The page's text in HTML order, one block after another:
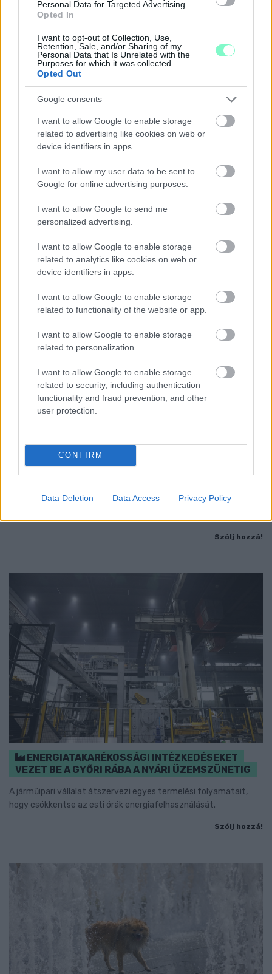
Personal Data for Targeted Advertising.
Opted In
I want to opt-out of Collection, Use,
Retention, Sale, and/or Sharing of my
Personal Data that Is Unrelated with the
Purposes for which it was collected.
Opted Out
Google consents
I want to allow Google to enable storage
related to advertising like cookies on web or
device identifiers in apps.
I want to allow my user data to be sent to
Google for online advertising purposes.
I want to allow Google to send me
personalized advertising.
I want to allow Google to enable storage
related to analytics like cookies on web or
device identifiers in apps.
I want to allow Google to enable storage
related to functionality of the website or app.
I want to allow Google to enable storage
related to personalization.
I want to allow Google to enable storage
related to security, including authentication
functionality and fraud prevention, and other
user protection.
CONFIRM
Data Deletion Data Access Privacy Policy
KÁNIKULA-AKTUÁL: MEGHOSSZABBÍTOTTÁK A
HŐSÉGRIASZTÁST, A KÖVETKEZŐ 48 ÓRA LEHET A
LEGKRITIKUSABB AZ ENERGIAELLÁTÁS
SZEMPONTJÁBÓL, DE AZ UTOLSÓ PAKSI TURBINA
EGYELŐRE KITART
A Védelmi Munkacsoport szerint egyelőre stabil az ország
villamosenergia-rendszere, de továbbra is takarékosságra kérik
FONTOS ÜZENET A HŐSÉGRIADÓ IDEJÉRE: A GYŐR
APPLIKÁCIÓ LETÖLTÉSÉRE BIZTATJA A
LAKOSSÁGOT KÓSA ROLAND
közműrendszereket is fokozottan terheli, ezért érdemes
Szólj hozzá!
ENERGIATAKARÉKOSSÁGI INTÉZKEDÉSEKET
VEZET BE A GYŐRI RÁBA A NYÁRI ÜZEMSZÜNETIG
A járműipari vállalat átszervezi egyes termelési folyamatait,
hogy csökkentse az esti órák energiafelhasználását.
Szólj hozzá!